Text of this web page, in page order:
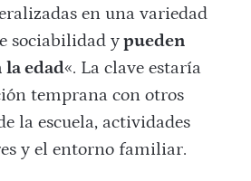
en una variedad
sociabilidad ypueden
edad«. La clave estaría
temprana con otros
la escuela, actividades
y el entorno familiar.